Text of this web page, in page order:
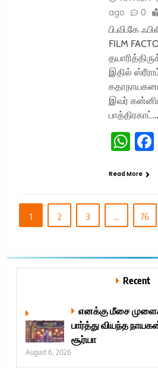
ago
0
பி.வி.கே
FILM
இதில்
இவர்
பாத்திரகாட்…
Read More
1 2 3 … 76
Recent
எனக்கு மீசை
பார்த்து வியந்த
சூர்யா
August 6, 2026